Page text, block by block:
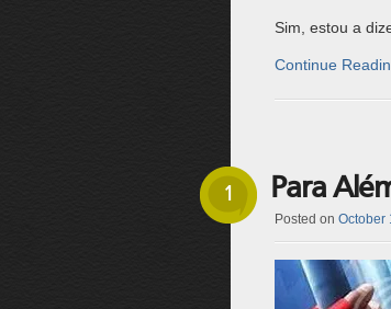
Sim, estou a
Continue
1 Para
Posted on October